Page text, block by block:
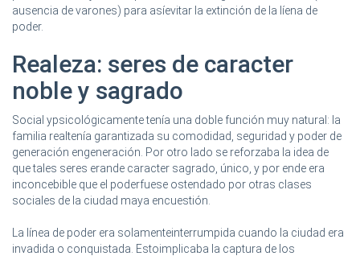
ausencia de varones) para asíevitar la extinción de la líena de
poder.
Realeza: seres de caracter
noble y sagrado
Social ypsicológicamente tenía una doble función muy natural: la
familia realtenía garantizada su comodidad, seguridad y poder de
generación engeneración. Por otro lado se reforzaba la idea de
que tales seres erande caracter sagrado, único, y por ende era
inconcebible que el poderfuese ostendado por otras clases
sociales de la ciudad maya encuestión.
La línea de poder era solamenteinterrumpida cuando la ciudad era
invadida o conquistada. Estoimplicaba la captura de los